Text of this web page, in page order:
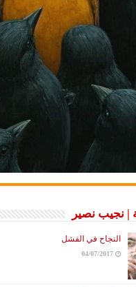
| نجيب نصير
النجاح في الفشل
04/07/2017